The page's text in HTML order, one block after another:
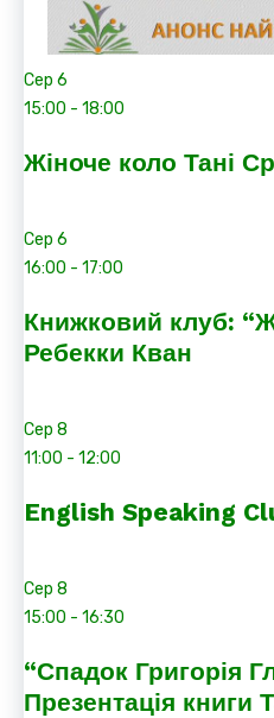
Сер 6
15:00 - 18:00
Жіноче коло Тані
Сер 6
16:00 - 17:00
Книжковий клуб:
Ребекки Кван
Сер 8
11:00 - 12:00
English Speaking
Сер 8
15:00 - 16:30
“Спадок Григорія
Презентація книги